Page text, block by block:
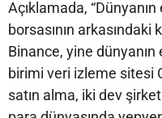
Açıklamada,
borsasının
Binance, yine
birimi veri izleme sitesi
satın alma, iki dev